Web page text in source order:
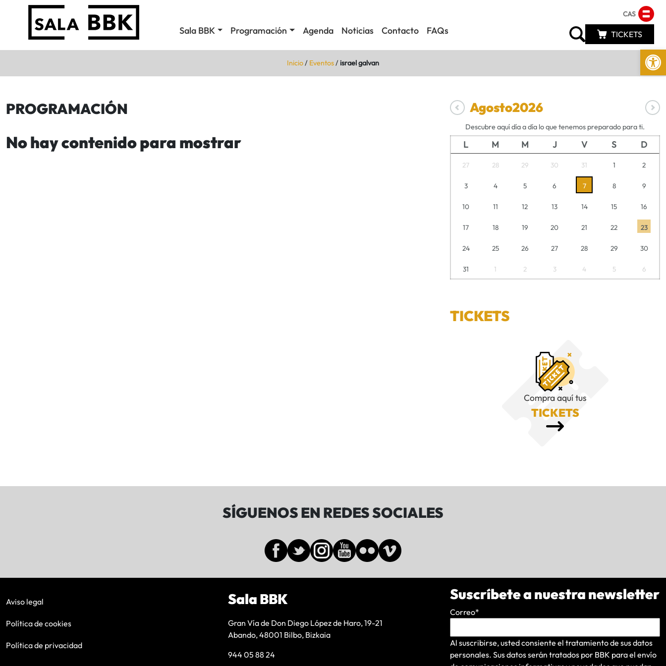
Abrir
Sala BBK Programación Agenda Noticias Contacto FAQs
CAS
TICKETS
Inicio/ Eventos/israel galvan
PROGRAMACIÓN
No hay contenido para mostrar
Agosto2026
Descubre aquí día a día lo que tenemos preparado para ti.
L M M J V S D
27 28 29 30 31 1 2
3 4 5 6 7 8 9
10 11 12 13 14 15 16
17 18 19 20 21 22 23
24 25 26 27 28 29 30
31 1 2 3 4 5 6
TICKETS
Compra aquí tus
TICKETS
SÍGUENOS EN REDES SOCIALES
Aviso legal
Política de cookies
Política de privacidad
Sala BBK
Gran Vía de Don Diego López de Haro, 19-21
Abando, 48001 Bilbo, Bizkaia
944 05 88 24
Suscríbete a nuestra newsletter
Correo*
Al suscribirse, usted consiente el tratamiento de sus datos
personales. Sus datos serán tratados por BBK para el envío